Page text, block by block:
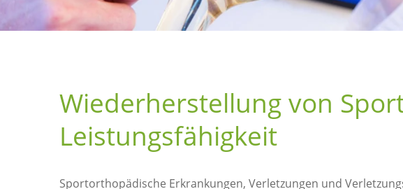
Wiederherstellung von
Leistungsfähigkeit
Sportorthopädische Erkrankungen, Verletzungen und